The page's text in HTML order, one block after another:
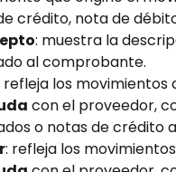
crédito, nota de
: muestra la
al comprobante.
refleja los movimientos
con el proveedor,
o notas de crédito
: refleja los